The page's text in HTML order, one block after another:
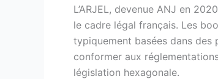
L’ARJEL, devenue ANJ en
le cadre légal français. Les
typiquement basées dans des
conformer aux
législation hexagonale.